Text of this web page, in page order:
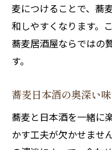
麦につけることで、蕎
和しやすくなります。
蕎麦居酒屋ならではの
す。
蕎麦日本酒の奥深い
蕎麦と日本酒を一緒に
かす工夫が欠かせませ